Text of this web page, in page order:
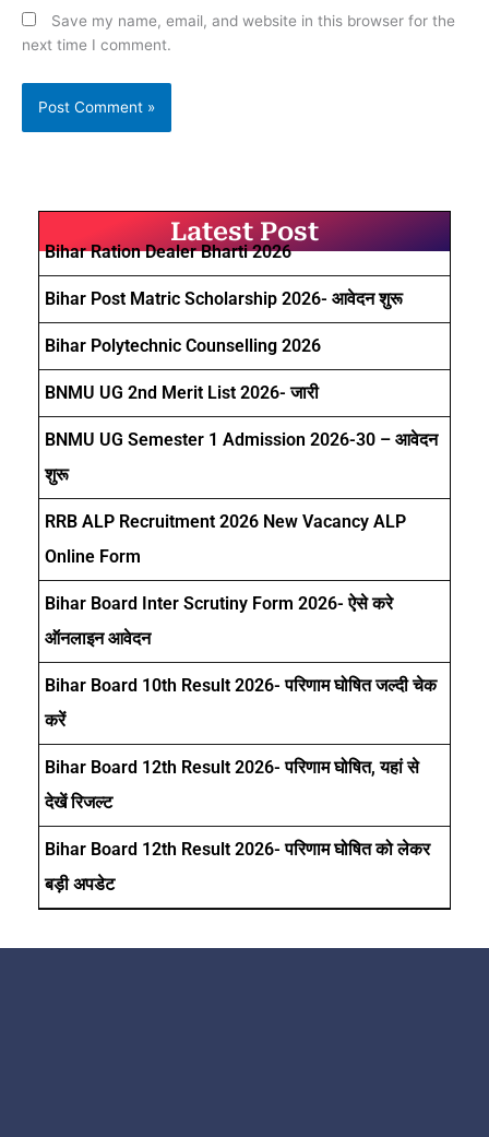
Save my name, email, and website in this browser for the
next time I comment.
Latest Post
Bihar Ration Dealer Bharti 2026
Bihar Post Matric Scholarship 2026- आवेदन शुरू
Bihar Polytechnic Counselling 2026
BNMU UG 2nd Merit List 2026- जारी
BNMU UG Semester 1 Admission 2026-30 – आवेदन
शुरू
RRB ALP Recruitment 2026 New Vacancy ALP
Online Form
Bihar Board Inter Scrutiny Form 2026- ऐसे करे
ऑनलाइन आवेदन
Bihar Board 10th Result 2026- परिणाम घोषित जल्दी चेक
करें
Bihar Board 12th Result 2026- परिणाम घोषित, यहां से
देखें रिजल्ट
Bihar Board 12th Result 2026- परिणाम घोषित को लेकर
बड़ी अपडेट